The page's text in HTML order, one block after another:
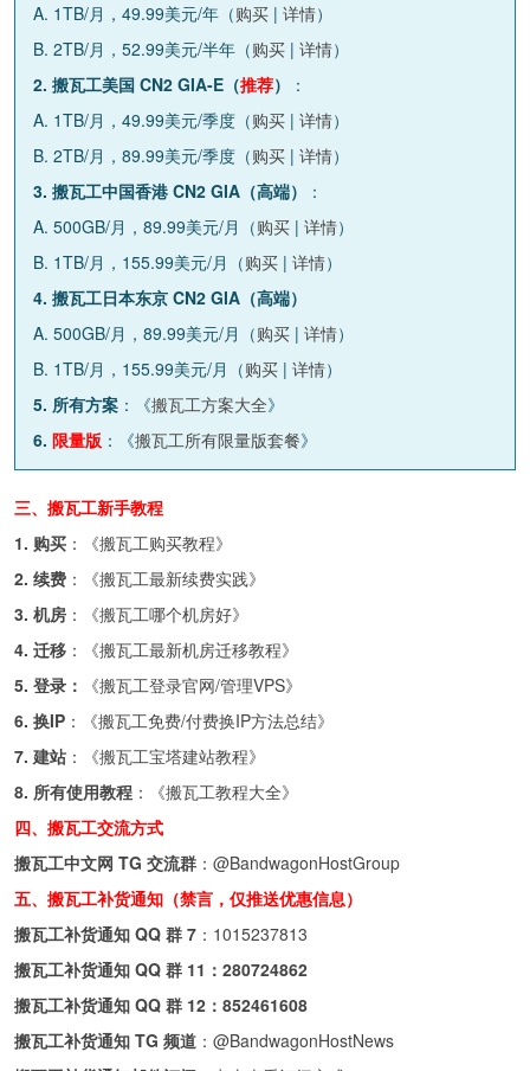
A. 1TB/月，49.99美元/年（购买 | 详情）
B. 2TB/月，52.99美元/半年（购买 | 详情）
2. 搬瓦工美国 CN2 GIA-E（推荐）
：
A. 1TB/月，49.99美元/季度（购买 | 详情）
B. 2TB/月，89.99美元/季度（购买 | 详情）
3. 搬瓦工中国香港 CN2 GIA（高端）
：
A. 500GB/月，89.99美元/月（购买 | 详情）
B. 1TB/月，155.99美元/月（购买 | 详情）
4. 搬瓦工日本东京 CN2 GIA（高端）
A. 500GB/月，89.99美元/月（购买 | 详情）
B. 1TB/月，155.99美元/月（购买 | 详情）
5. 所有方案 ：《搬瓦工方案大全》
6. 限量版 ：《搬瓦工所有限量版套餐》
三、搬瓦工新手教程
1. 购买 ：《搬瓦工购买教程》
2. 续费 ：《搬瓦工最新续费实践》
3. 机房 ：《搬瓦工哪个机房好》
4. 迁移 ：《搬瓦工最新机房迁移教程》
5. 登录：
《搬瓦工登录官网/管理VPS》
6. 换IP ：《搬瓦工免费/付费换IP方法总结》
7. 建站 ：《搬瓦工宝塔建站教程》
8. 所有使用教程 ：《搬瓦工教程大全》
四、搬瓦工交流方式
搬瓦工中文网 TG 交流群 ： @BandwagonHostGroup
五、搬瓦工补货通知（禁言，仅推送优惠信息）
搬瓦工补货通知 QQ 群 7 ： 1015237813
搬瓦工补货通知 QQ 群 11： 280724862
搬瓦工补货通知 QQ 群 12： 852461608
搬瓦工补货通知 TG 频道 ： @BandwagonHostNews